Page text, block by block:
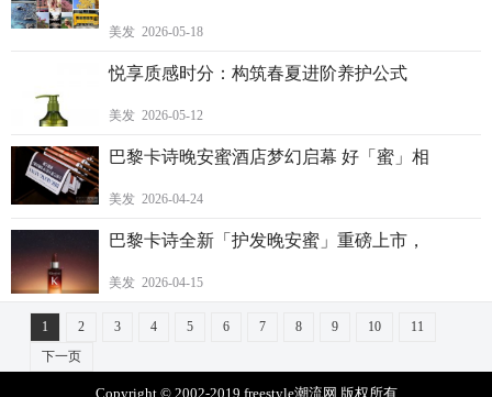
美发 2026-05-18
悦享质感时分：构筑春夏进阶养护公式
美发 2026-05-12
巴黎卡诗晚安蜜酒店梦幻启幕 好「蜜」相
美发 2026-04-24
巴黎卡诗全新「护发晚安蜜」重磅上市，
美发 2026-04-15
1 2 3 4 5 6 7 8 9 10
11
下一页
Copyright © 2002-2019 freestyle潮流网 版权所有